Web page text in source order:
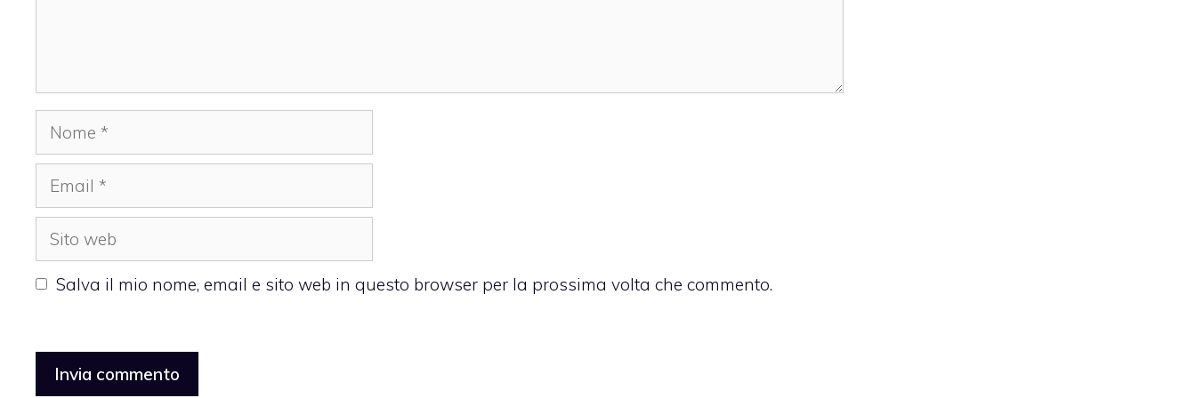
Nome
Email
Sito
web
Salva il mio nome, email e sito web in questo browser per la prossima volta che commento.